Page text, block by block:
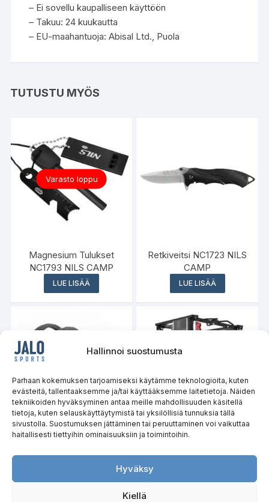
Hallinnoi suostumusta
Parhaan kokemuksen tarjoamiseksi käytämme teknologioita, kuten
evästeitä, tallentaaksemme ja/tai käyttääksemme laitetietoja. Näiden
tekniikoiden hyväksyminen antaa meille mahdollisuuden käsitellä
tietoja, kuten selauskäyttäytymistä tai yksilöllisiä tunnuksia tällä
sivustolla. Suostumuksen jättäminen tai peruuttaminen voi vaikuttaa
haitallisesti tiettyihin ominaisuuksiin ja toimintoihin.
Hyväksy
Kiellä
– Ei sovellu kaupalliseen käyttöön
– Takuu: 24 kuukautta
– EU-maahantuoja: Abisal Ltd., Puola
TUTUSTU MYÖS
Varasto loppu
Magnesium Tulukset
NC1793 NILS CAMP
LUE LISÄÄ
Retkiveitsi NC1723 NILS
CAMP
LUE LISÄÄ
kaksoistalja, painopakka
LUE LISÄÄ